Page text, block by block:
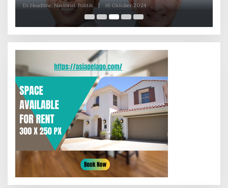
Di Headline, Nasional, Politik 16 Oktober 2024